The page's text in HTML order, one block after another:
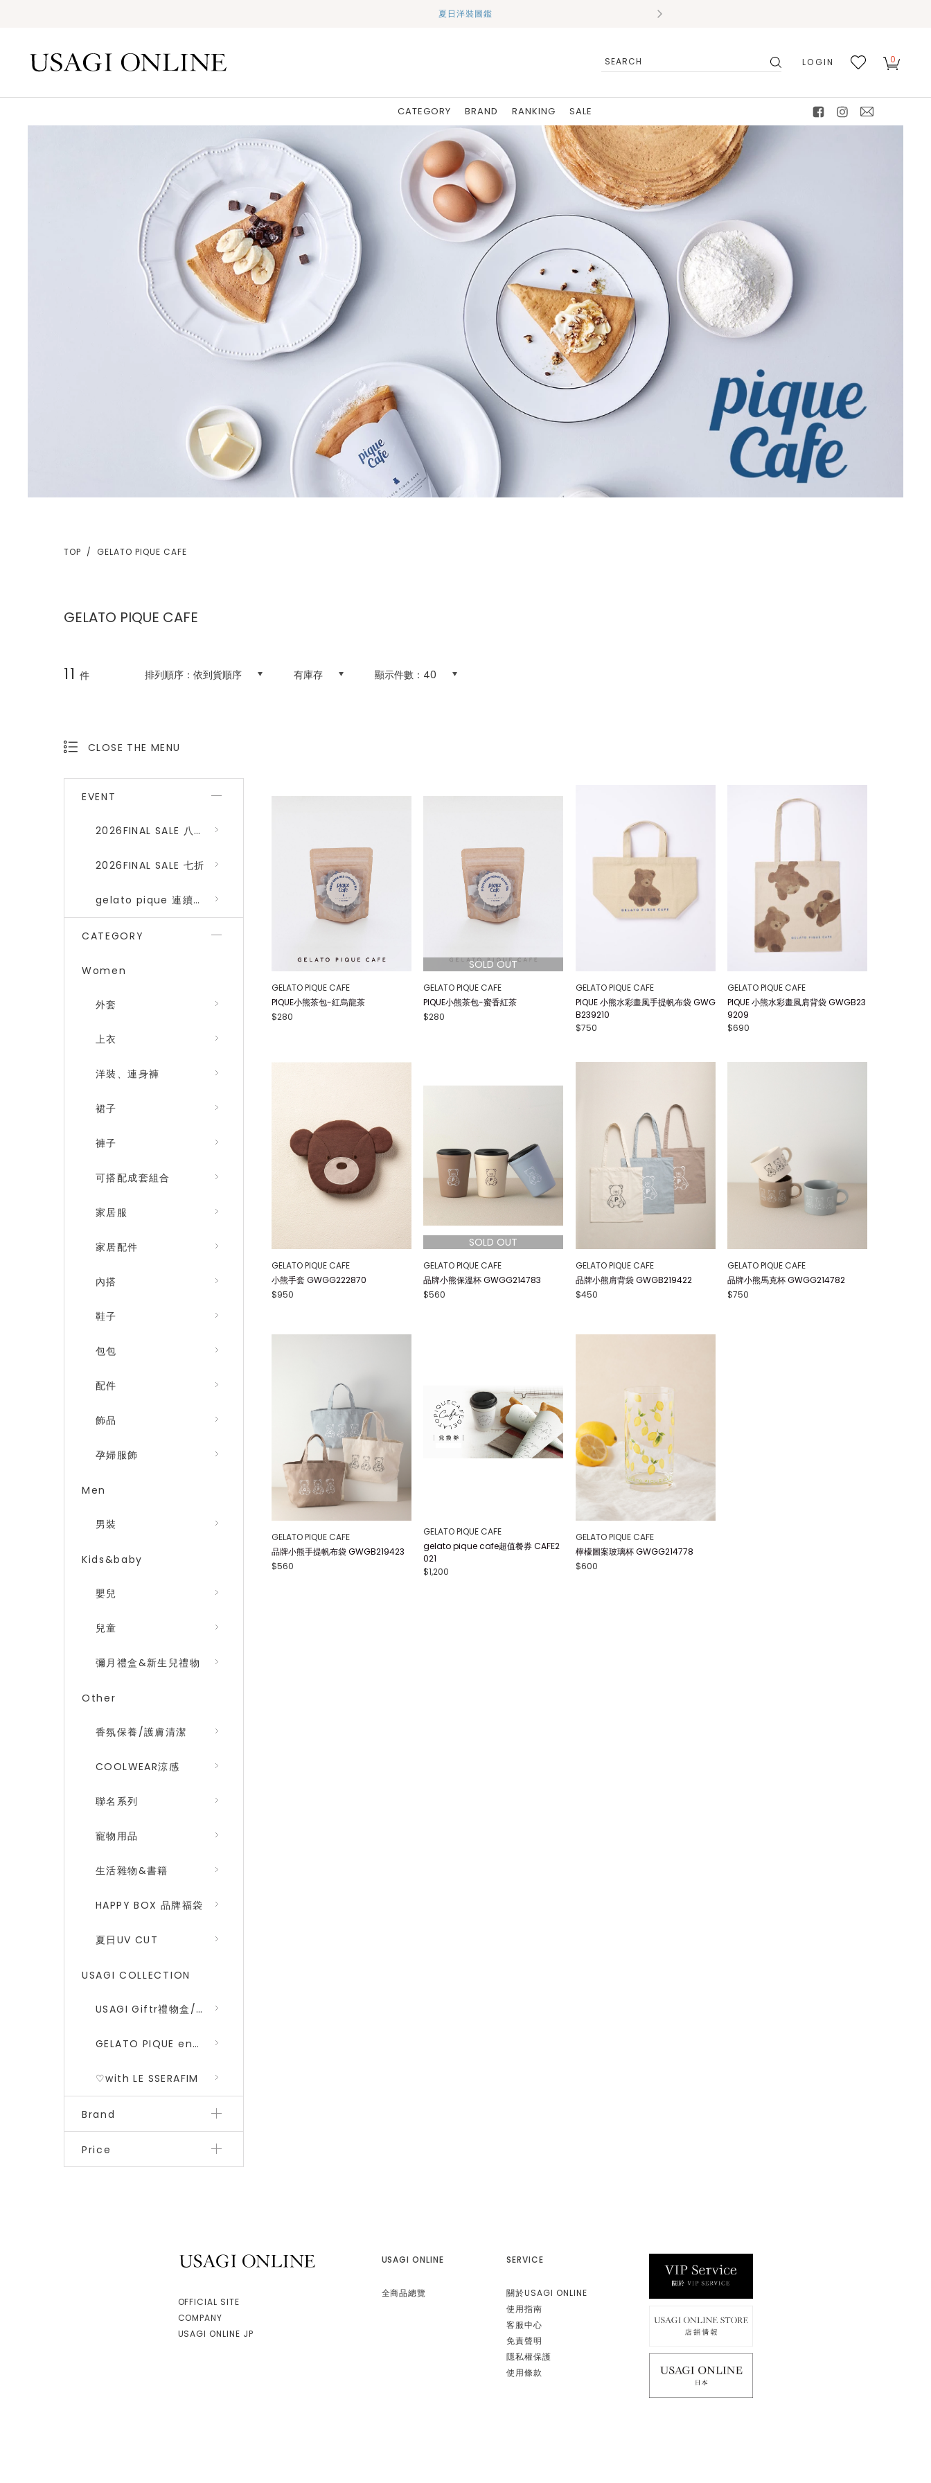
夏日洋裝圖鑑
LOGIN 0
CATEGORY BRAND RANKING
SALE
facebookinstagram
mail
TOP GELATO PIQUE CAFE
GELATO PIQUE CAFE
11 件 排列順序：依到貨順序 有庫存 顯示件數： 40
CLOSE THE MENU
EVENT
2026FINAL SALE 八折 (gelato pique、SNIDEL HOME)
2026FINAL SALE 七折
gelato pique 連續品番八折
CATEGORY
Women
外套
上衣
洋裝、連身褲
裙子
褲子
可搭配成套組合
家居服
家居配件
內搭
鞋子
包包
配件
飾品
孕婦服飾
Men
男裝
Kids&baby
嬰兒
兒童
彌月禮盒&新生兒禮物
Other
香氛保養/護膚清潔
COOLWEAR涼感
聯名系列
寵物用品
生活雜物&書籍
HAPPY BOX 品牌福袋
夏日UV CUT
USAGI COLLECTION
USAGI Giftr禮物盒/包裝盒
GELATO PIQUE encounters DRAGON QUEST 勇者鬥惡龍 二彈
♡with LE SSERAFIM
Brand
Price
GELATO PIQUE CAFE
PIQUE小熊茶包-紅烏龍茶
$280
GELATO PIQUE CAFE
PIQUE小熊茶包-蜜香紅茶
$280
GELATO PIQUE CAFE
PIQUE 小熊水彩畫風手提帆布袋 GWG
B239210
$750
GELATO PIQUE CAFE
PIQUE 小熊水彩畫風肩背袋 GWGB23
9209
$690
GELATO PIQUE CAFE
小熊手套 GWGG222870
$950
GELATO PIQUE CAFE
品牌小熊保溫杯 GWGG214783
$560
GELATO PIQUE CAFE
品牌小熊肩背袋 GWGB219422
$450
GELATO PIQUE CAFE
品牌小熊馬克杯 GWGG214782
$750
GELATO PIQUE CAFE
品牌小熊手提帆布袋 GWGB219423
$560
GELATO PIQUE CAFE
gelato pique cafe超值餐券 CAFE2
021
$1,200
GELATO PIQUE CAFE
檸檬圖案玻璃杯 GWGG214778
$600
OFFICIAL SITE
COMPANY
USAGI ONLINE JP
USAGI ONLINE
全商品總覽
SERVICE
關於USAGI ONLINE
使用指南
客服中心
免責聲明
隱私權保護
使用條款